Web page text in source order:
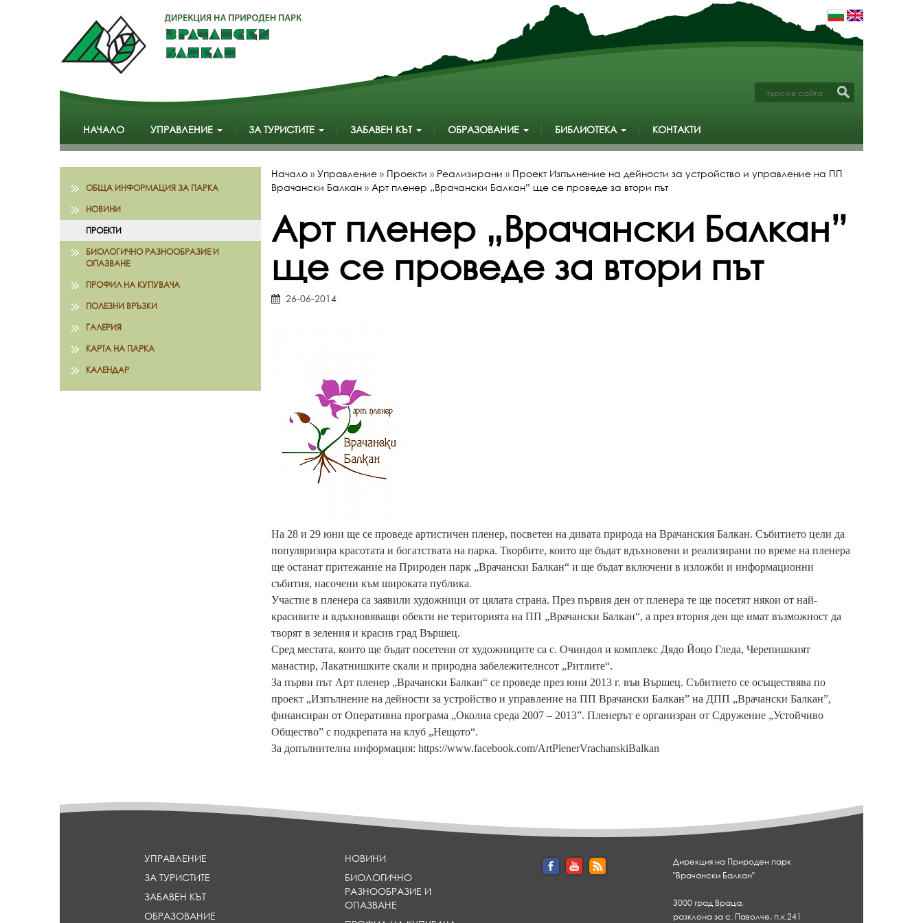
НАЧАЛО УПРАВЛЕНИЕ ЗА ТУРИСТИТЕ ЗАБАВЕН КЪТ ОБРАЗОВАНИЕ БИБЛИОТЕКА КОНТАКТИ
ОБЩА ИНФОРМАЦИЯ ЗА ПАРКА
НОВИНИ
ПРОЕКТИ
БИОЛОГИЧНО РАЗНООБРАЗИЕ И
ОПАЗВАНЕ
ПРОФИЛ НА КУПУВАЧА
ПОЛЕЗНИ ВРЪЗКИ
ГАЛЕРИЯ
КАРТА НА ПАРКА
КАЛЕНДАР
Начало» Управление» Проекти » Реализирани » Проект Изпълнение на дейности за устройство и управление на ПП
Врачански Балкан » Арт пленер „Врачански Балкан” ще се проведе за втори път
Арт пленер „Врачански Балкан”
ще се проведе за втори път
26-06-2014
На 28 и 29 юни ще се проведе артистичен пленер, посветен на дивата природа на Врачанския Балкан. Събитието цели да
популяризира красотата и богатствата на парка. Творбите, които ще бъдат вдъхновени и реализирани по време на пленера
ще останат притежание на Природен парк „Врачански Балкан“ и ще бъдат включени в изложби и информационни
събития, насочени към широката публика.
Участие в пленера са заявили художници от цялата страна. През първия ден от пленера те ще посетят някои от най-
красивите и вдъхновяващи обекти не територията на ПП „Врачански Балкан“, а през втория ден ще имат възможност да
творят в зеления и красив град Вършец.
Сред местата, които ще бъдат посетени от художниците са с. Очиндол и комплекс Дядо Йоцо Гледа, Черепишкият
манастир, Лакатнишките скали и природна забележителнсот „Ритлите“.
За първи път Арт пленер „Врачански Балкан“ се проведе през юни 2013 г. във Вършец. Събитието се осъществява по
проект „Изпълнение на дейности за устройство и управление на ПП Врачански Балкан” на ДПП „Врачански Балкан”,
финансиран от Оперативна програма „Околна среда 2007 – 2013”. Пленерът е организран от Сдружение „Устойчиво
Общество” с подкрепата на клуб „Нещото“.
За допълнителна информация: https://www.facebook.com/ArtPlenerVrachanskiBalkan
УПРАВЛЕНИЕ
ЗА ТУРИСТИТЕ
ЗАБАВЕН КЪТ
ОБРАЗОВАНИЕ
НОВИНИ
БИОЛОГИЧНО
РАЗНООБРАЗИЕ И
ОПАЗВАНЕ
Дирекция на Природен парк
"Врачански Балкан"
3000 град Враца,
разклона за с. Паволче, п.к.241